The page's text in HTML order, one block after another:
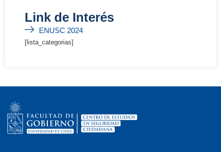
Link de Interés
ENUSC 2024
[lista_categorias]